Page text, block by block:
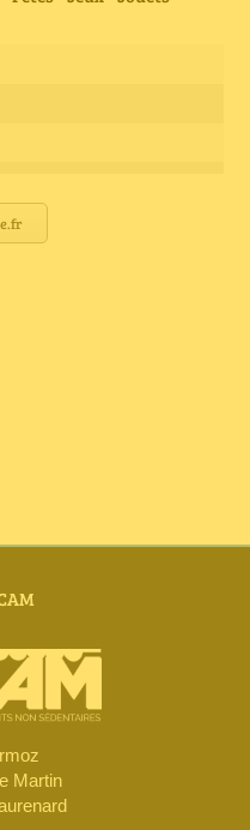
Martin